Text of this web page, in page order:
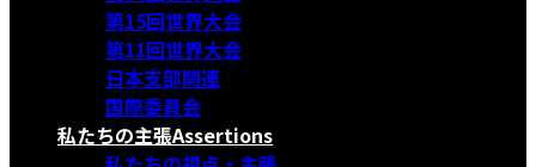
第15回世界大会
第11回世界大会
日本支部関連
国際委員会
私たちの主張Assertions